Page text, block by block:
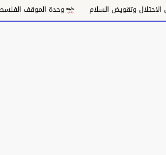
وحدة الموقف الفلسطيني ومسار غزة السياسي